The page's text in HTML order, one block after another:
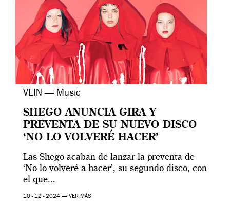
VEIN — Music
SHEGO ANUNCIA GIRA Y
PREVENTA DE SU NUEVO DISCO
‘NO LO VOLVERÉ HACER’
Las Shego acaban de lanzar la preventa de
‘No lo volveré a hacer’, su segundo disco, con
el que...
10 - 12 - 2024 — VER MÁS